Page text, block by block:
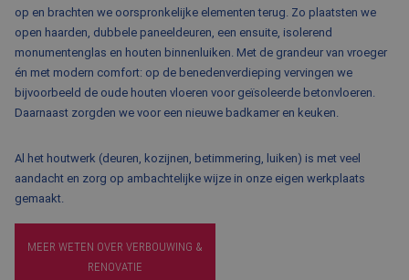
op en brachten we oorspronkelijke elementen terug. Zo plaatsten we
open haarden, dubbele paneeldeuren, een ensuite, isolerend
monumentenglas en houten binnenluiken. Met de grandeur van vroeger
én met modern comfort: op de benedenverdieping vervingen we
bijvoorbeeld de oude houten vloeren voor geïsoleerde betonvloeren.
Daarnaast zorgden we voor een nieuwe badkamer en keuken.
Al het houtwerk (deuren, kozijnen, betimmering, luiken) is met veel
aandacht en zorg op ambachtelijke wijze in onze eigen werkplaats
gemaakt.
MEER WETEN OVER VERBOUWING &
RENOVATIE